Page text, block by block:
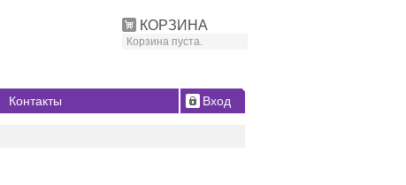
КОРЗИНА
Корзина пуста.
Контакты Вход